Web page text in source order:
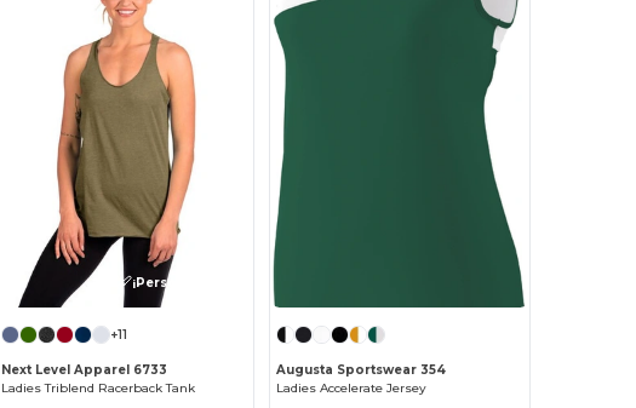
¡Personalízalo!
+11
Next Level Apparel 6733
Ladies Triblend Racerback Tank
Augusta Sportswear 354
Ladies Accelerate Jersey